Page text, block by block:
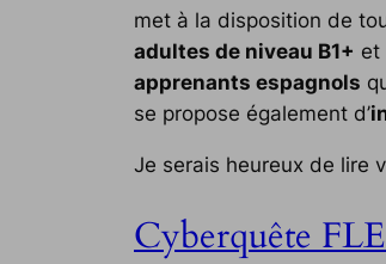
met à la disposition de
adultes de niveau B1+ et
apprenants espagnols
se propose également d’
Je serais heureux de lire
Cyberquête